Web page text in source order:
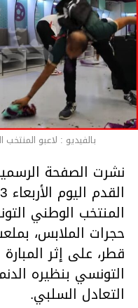
بالفيديو : لاعبو
نشرت الصفحة
المنتخب الوطني
حجرات الملابس،
قطر، على إثر
التونسي بنظيره
التعادل السلبي.